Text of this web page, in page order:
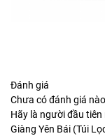
Đánh giá
Chưa có đánh giá
Hãy là người đầu tiên
Giàng Yên Bái (Túi